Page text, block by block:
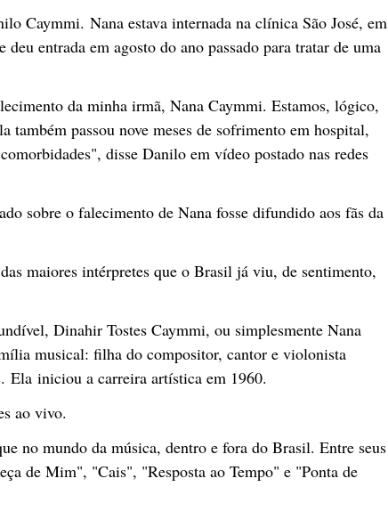
Caymmi. Nana estava internada na clínica São José, em
entrada em agosto do ano passado para tratar de uma
da minha irmã, Nana Caymmi. Estamos, lógico,
também passou nove meses de sofrimento em hospital,
disse Danilo em vídeo postado nas redes
sobre o falecimento de Nana fosse difundido aos fãs da
maiores intérpretes que o Brasil já viu, de sentimento,
Dinahir Tostes Caymmi, ou simplesmente Nana
musical: filha do compositor, cantor e violonista
iniciou a carreira artística em 1960.
ao vivo.
no mundo da música, dentro e fora do Brasil. Entre seus
de Mim", "Cais", "Resposta ao Tempo" e "Ponta de